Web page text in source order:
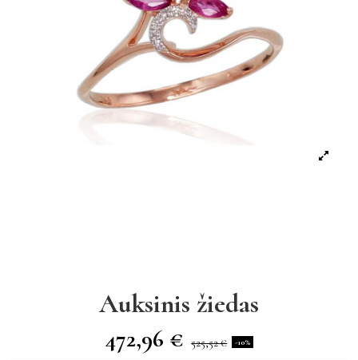
Auksinis žiedas
472,96 € 525,52 € -10%